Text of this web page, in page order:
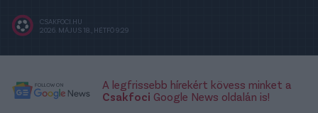
CSAKFOCI.HU
2026. MÁJUS 18., HÉTFŐ 9:29
A legfrissebb hírekért kövess minket a
Csakfoci Google News oldalán is!